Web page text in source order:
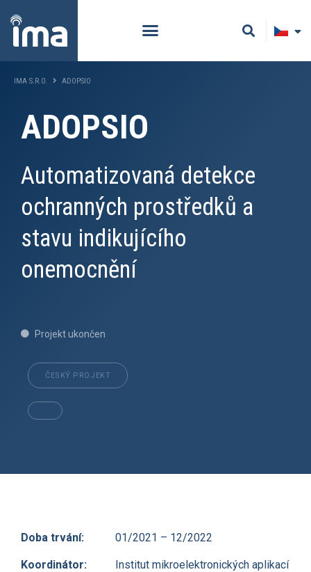
IMA S.R.O. ADOPSIO
ADOPSIO
Automatizovaná detekce
ochranných prostředků a
stavu indikujícího
onemocnění
Projekt ukončen
ČESKÝ PROJEKT
Doba trvání: 01/2021 – 12/2022
Koordinátor:
Institut mikroelektronických aplikací